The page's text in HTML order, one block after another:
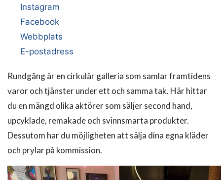
Instagram
Facebook
Webbplats
E-postadress
Rundgång är en cirkulär galleria som samlar framtidens
varor och tjänster under ett och samma tak. Här hittar
du en mängd olika aktörer som säljer second hand,
upcyklade, remakade och svinnsmarta produkter.
Dessutom har du möjligheten att sälja dina egna kläder
och prylar på kommission.